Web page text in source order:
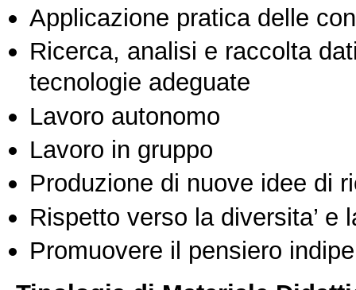
Applicazione pratica delle
Ricerca, analisi e raccolta
tecnologie adeguate
Lavoro autonomo
Lavoro in gruppo
Produzione di nuove idee di
Rispetto verso la diversita’ e
Promuovere il pensiero